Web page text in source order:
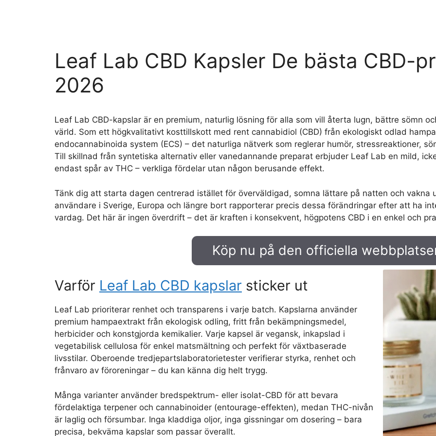
Leaf Lab CBD Kapsler De bästa CBD-
2026
Leaf Lab CBD-kapslar är en premium, naturlig lösning för alla som vill återta lugn, bättre sömn
värld. Som ett högkvalitativt kosttillskott med rent cannabidiol (CBD) från ekologiskt odlad
endocannabinoida system (ECS) – det naturliga nätverk som reglerar humör, stressreaktioner,
Till skillnad från syntetiska alternativ eller vanedannande preparat erbjuder Leaf Lab en mild,
endast spår av THC – verkliga fördelar utan någon berusande effekt.
Tänk dig att starta dagen centrerad istället för överväldigad, somna lättare på natten och vakna
användare i Sverige, Europa och längre bort rapporterar precis dessa förändringar efter att ha
vardag. Det här är ingen överdrift – det är kraften i konsekvent, högpotens CBD i en enkel och
Köp nu på den officiella
Varför Leaf Lab CBD kapslar sticker ut
Leaf Lab prioriterar renhet och transparens i varje batch. Kapslarna använder
premium hampaextrakt från ekologisk odling, fritt från bekämpningsmedel,
herbicider och konstgjorda kemikalier. Varje kapsel är vegansk, inkapslad i
vegetabilisk cellulosa för enkel matsmältning och perfekt för växtbaserade
livsstilar. Oberoende tredjepartslaboratorietester verifierar styrka, renhet och
frånvaro av föroreningar – du kan känna dig helt trygg.
Många varianter använder bredspektrum- eller isolat-CBD för att bevara
fördelaktiga terpener och cannabinoider (entourage-effekten), medan THC-nivån
är laglig och försumbar. Inga kladdiga oljor, inga gissningar om dosering – bara
precisa, bekväma kapslar som passar överallt.